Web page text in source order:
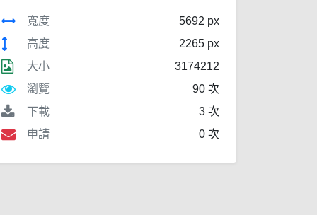
寬度
5692 px
高度
2265 px
大小
3174212
瀏覽
90 次
下載
3 次
申請
0 次